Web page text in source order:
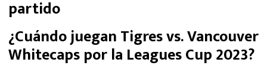
partido
¿Cuándo juegan Tigres vs. Vancouver
Whitecaps por la Leagues Cup 2023?